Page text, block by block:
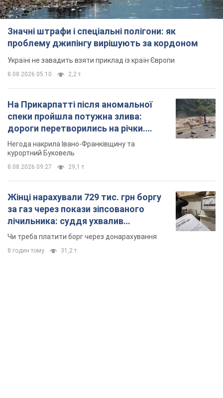
Значні штрафи і спеціальні полігони: як
проблему джипінгу вирішують за кордоном
Україні не завадить взяти приклад із країн Європи
8.08.2026 05:10 2,2 т.
На Прикарпатті після аномальної
спеки пройшла потужна злива:
дороги перетворились на річки.
Відео
Негода накрила Івано-Франківщину та
курортний Буковель
8.08.2026 09:27 29,1 т.
Жінці нарахували 729 тис. грн боргу
за газ через покази зіпсованого
лічильника: суддя ухвалив
неочікуване рішення
Чи треба платити борг через донарахування
8 годин тому 31,2 т.